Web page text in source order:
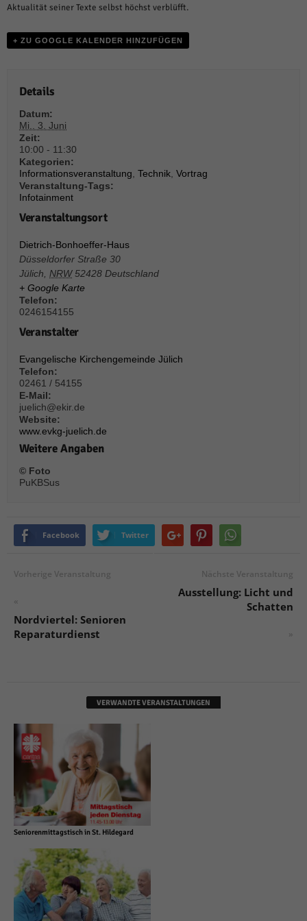
Aktualität seiner Texte selbst höchst verblüfft.
+ ZU GOOGLE KALENDER HINZUFÜGEN
Details
Datum:
Mi.. 3. Juni
Zeit:
10:00 - 11:30
Kategorien:
Informationsveranstaltung,Technik,Vortrag
Veranstaltung-Tags:
Infotainment
Veranstaltungsort
Dietrich-Bonhoeffer-Haus
Düsseldorfer Straße 30
Jülich, NRW 52428 Deutschland
+ Google Karte
Telefon:
0246154155
Veranstalter
Evangelische Kirchengemeinde Jülich
Telefon:
02461 / 54155
E-Mail:
juelich@ekir.de
Website:
www.evkg-juelich.de
Weitere Angaben
© Foto
PuKBSus
Facebook Twitter
Vorherige Veranstaltung
«
Nordviertel: Senioren
Reparaturdienst
Nächste Veranstaltung
Ausstellung: Licht und
Schatten
»
VERWANDTE VERANSTALTUNGEN
Seniorenmittagstisch in St. Hildegard
auswählen.
Alle akzeptieren Speichern und weiter
Datenschutzeinstellungen
Essenziell (1)
Essenzielle Cookies ermöglichen grundlegende Funktionen und sind für die
einwandfreie Funktion der Website erforderlich.
Statistiken (1)
Statistik Cookies erfassen Informationen anonym. Diese Informationen helfen
uns zu verstehen, wie unsere Besucher unsere Website nutzen.
Marketing (1)
Marketing-Cookies werden von Drittanbietern oder Publishern verwendet,
um personalisierte Werbung anzuzeigen. Sie tun dies, indem sie Besucher
über Websites hinweg verfolgen.
Externe Medien (6)
Inhalte von Videoplattformen und Social-Media-Plattformen werden
standardmäßig blockiert. Wenn Cookies von externen Medien akzeptiert
werden, bedarf der Zugriff auf diese Inhalte keiner manuellen Einwilligung
mehr.
Cookie-Informationen anzeigen
powered by Borlabs Cookie